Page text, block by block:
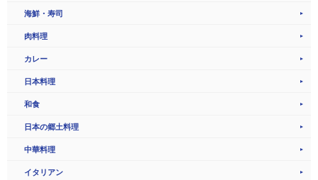
海鮮・寿司
肉料理
カレー
日本料理
和食
日本の郷土料理
中華料理
イタリアン